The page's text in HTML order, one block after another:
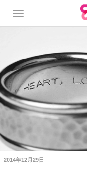
2014年12月29日